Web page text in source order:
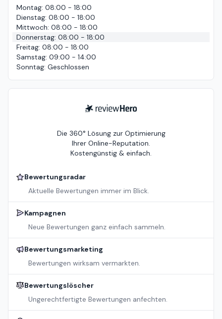
Montag: 08:00 - 18:00
Dienstag: 08:00 - 18:00
Mittwoch: 08:00 - 18:00
Donnerstag: 08:00 - 18:00
Freitag: 08:00 - 18:00
Samstag: 09:00 - 14:00
Sonntag: Geschlossen
ReviewHero
Die 360° Lösung zur Optimierung
Ihrer Online-Reputation.
Kostengünstig & einfach.
Bewertungsradar
Aktuelle Bewertungen immer im Blick.
Kampagnen
Neue Bewertungen ganz einfach sammeln.
Bewertungsmarketing
Bewertungen wirksam vermarkten.
Bewertungslöscher
Ungerechtfertigte Bewertungen anfechten.